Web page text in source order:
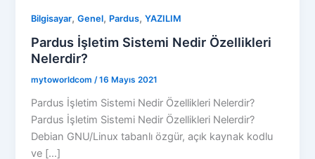
Bilgisayar,Genel, Pardus,YAZILIM
Pardus İşletim Sistemi Nedir Özellikleri
Nelerdir?
mytoworldcom/16 Mayıs 2021
Pardus İşletim Sistemi Nedir Özellikleri Nelerdir?
Pardus İşletim Sistemi Nedir Özellikleri Nelerdir?
Debian GNU/Linux tabanlı özgür, açık kaynak kodlu
ve […]